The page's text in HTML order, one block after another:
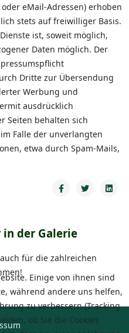
eMail-Adressen) erhoben
stets auf freiwilliger Basis.
ist, soweit möglich,
Daten möglich. Der
Dritte zur Übersendung
Werbung und
ausdrücklich
Seiten behalten sich
Falle der unverlangten
etwa durch Spam-Mails,
der Galerie
für die zahlreichen
Einige von ihnen sind
während andere uns helfen,
zu verbessern (Tracking
ob Sie die Cookies